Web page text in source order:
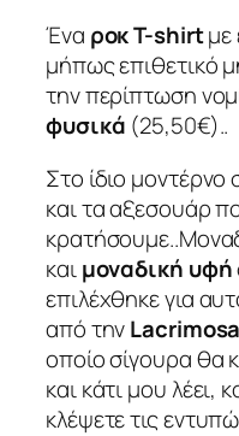
Ένα ροκ T-shirtμε
μήπως επιθετικό
την περίπτωση
φυσικά (25,50€)..
Στο ίδιο μοντέρνο
και τα αξεσουάρ
καιμοναδική υφή
επιλέχθηκε για
από την
οποίο σίγουρα θα
και κάτι μου λέει,
κλέψετε τις